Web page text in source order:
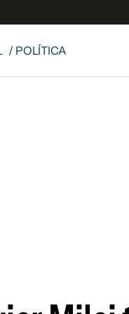
/ POLÍTICA